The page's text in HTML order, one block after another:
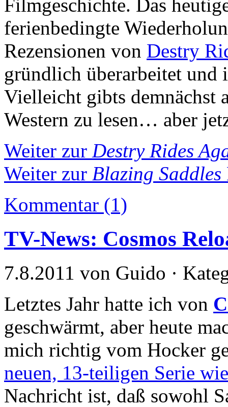
Filmgeschichte. Das
ferienbedingte
Rezensionen von Destry
gründlich überarbeitet und
Vielleicht gibts demnächst
Western zu lesen… aber
Weiter zur Destry Rides
Weiter zur Blazing Saddles
Kommentar (1)
TV-News: Cosmos
7.8.2011 von Guido ·
Letztes Jahr hatte ich von
geschwärmt, aber heute
mich richtig vom Hocker
neuen, 13-teiligen Serie
Nachricht ist, daß sowohl